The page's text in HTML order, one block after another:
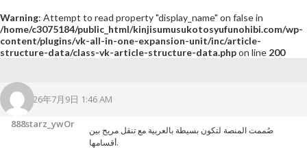
Warning: Attempt to read property "display_name" on false in
/home/c3075184/public_html/kinjisumusukotosyufunohibi.com/wp-
content/plugins/vk-all-in-one-expansion-unit/inc/article-
structure-data/class-vk-article-structure-data.phpon line 200
2026年7月9日 1:46 AM
888starz_ywOr
صُممت المنصة لتكون بسيطة بالعربية مع تنقل مريح بين
أقسامها.